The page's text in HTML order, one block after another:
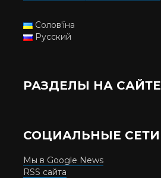
Солов'їна
Русский
РАЗДЕЛЫ НА САЙТЕ
СОЦИАЛЬНЫЕ СЕТИ
Мы в Google News
RSS сайта